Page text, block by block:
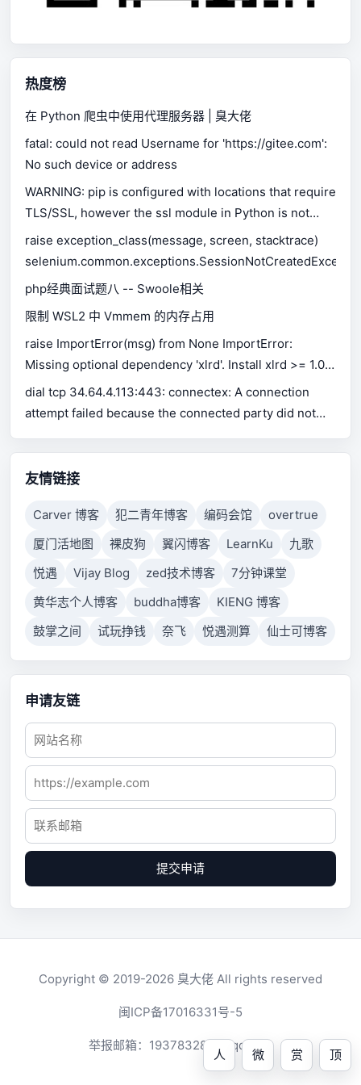
热度榜
在 Python 爬虫中使用代理服务器 | 臭大佬
fatal: could not read Username for 'https://gitee.com':
No such device or address
WARNING: pip is configured with locations that require
TLS/SSL, however the ssl module in Python is not
available.
raise exception_class(message, screen, stacktrace)
php经典面试题八 -- Swoole相关
限制 WSL2 中 Vmmem 的内存占用
raise ImportError(msg) from None ImportError:
Missing optional dependency 'xlrd'. Install xlrd >= 1.0.0
for Excel support Use pip or conda to install xlrd.
dial tcp 34.64.4.113:443: connectex: A connection
attempt failed because the connected party did not
connection failed because connected host has failed
to respond.
友情链接
Carver 博客 犯二青年博客 编码会馆
overtrue
厦门活地图
裸皮狗 翼闪博客 LearnKu
九歌
悦遇
Vijay Blog zed技术博客
7分钟课堂
黄华志个人博客
buddha博客
KIENG 博客
鼓掌之间
试玩挣钱 奈飞 悦遇测算 仙士可博客
申请友链
提交申请
人 微 赏 顶
Copyright © 2019-2026 臭大佬 All rights reserved
闽ICP备17016331号-5
举报邮箱： 1937832819@qq.com